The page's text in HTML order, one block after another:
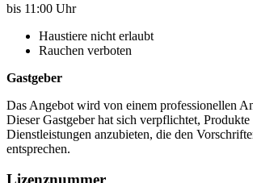
bis 11:00 Uhr
Haustiere nicht erlaubt
Rauchen verboten
Gastgeber
Das Angebot wird von einem professionellen
Dieser Gastgeber hat sich verpflichtet, Produkte
Dienstleistungen anzubieten, die den
entsprechen.